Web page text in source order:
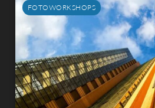
FOTOWORKSHOPS